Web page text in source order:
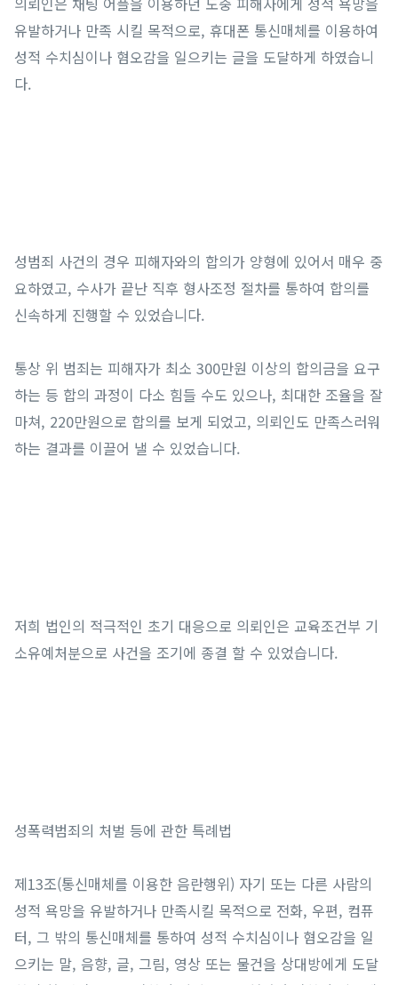
유발하거나 만족 시킬 목적으로, 휴대폰 통신매체를 이용하여
성적 수치심이나 혐오감을 일으키는 글을 도달하게 하였습니
다.
성범죄 사건의 경우 피해자와의 합의가 양형에 있어서 매우 중
요하였고, 수사가 끝난 직후 형사조정 절차를 통하여 합의를
신속하게 진행할 수 있었습니다.
통상 위 범죄는 피해자가 최소 300만원 이상의 합의금을 요구
하는 등 합의 과정이 다소 힘들 수도 있으나, 최대한 조율을 잘
마쳐, 220만원으로 합의를 보게 되었고, 의뢰인도 만족스러워
하는 결과를 이끌어 낼 수 있었습니다.
저희 법인의 적극적인 초기 대응으로 의뢰인은 교육조건부 기
소유예처분으로 사건을 조기에 종결 할 수 있었습니다.
성폭력범죄의 처벌 등에 관한 특례법
제13조(통신매체를 이용한 음란행위) 자기 또는 다른 사람의
성적 욕망을 유발하거나 만족시킬 목적으로 전화, 우편, 컴퓨
터, 그 밖의 통신매체를 통하여 성적 수치심이나 혐오감을 일
으키는 말, 음향, 글, 그림, 영상 또는 물건을 상대방에게 도달